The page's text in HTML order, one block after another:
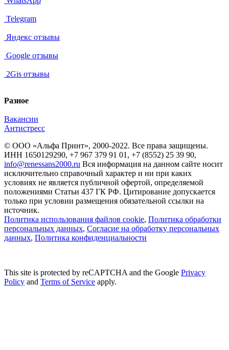
Telegram
Яндекс отзывы
Google отзывы
2Gis отзывы
Разное
Вакансии
Антистресс
© ООО «Альфа Принт», 2000-2022. Все права защищены.
ИНН 1650129290, +7 967 379 91 01, +7 (8552) 25 39 90,
info@renessans2000.ru Вся информация на данном сайте носит
исключительно справочный характер и ни при каких
условиях не является публичной офертой, определяемой
положениями Статьи 437 ГК РФ. Цитирование допускается
только при условии размещения обязательной ссылки на
источник.
Политика использования файлов cookie, Политика обработки
персональных данных, Согласие на обработку персональных
данных, Политика конфиденциальности
This site is protected by reCAPTCHA and the Google Privacy
Policy and Terms of Service apply.